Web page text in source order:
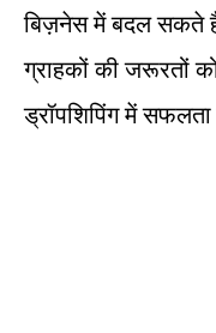
बिज़नेस में बदल सकते
ग्राहकों की जरूरतों
ड्रॉपशिपिंग में